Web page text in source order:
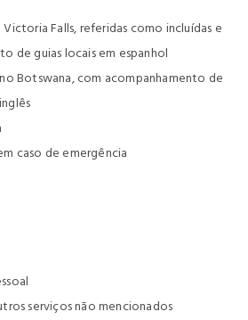
Falls, referidas como incluídas e
de guias locais em espanhol
Botswana, com acompanhamento de
caso de emergência
serviços não mencionados